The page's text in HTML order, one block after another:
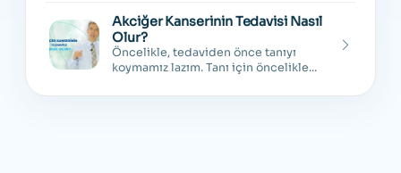
Akciğer Kanserinin Tedavisi Nasıl
Olur?
Öncelikle, tedaviden önce tanıyı
koymamız lazım. Tanı için öncelikle...